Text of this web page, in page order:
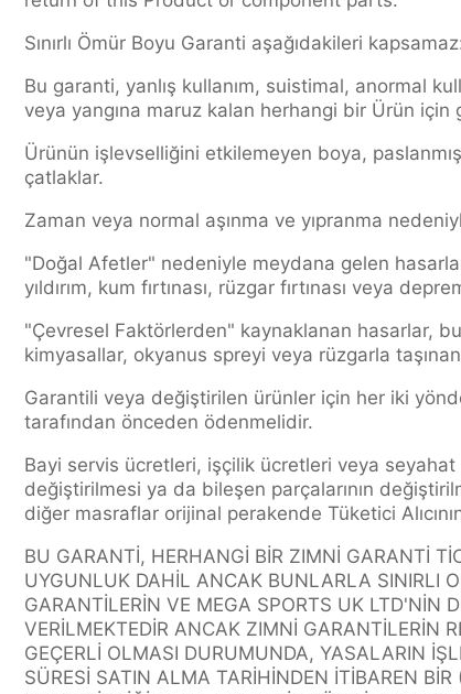
Sınırlı Ömür Boyu Garanti aşağıdakileri
Bu garanti, yanlış kullanım, suistimal, anormal
veya yangına maruz kalan herhangi bir Ürün için
Ürünün işlevselliğini etkilemeyen boya,
çatlaklar.
Zaman veya normal aşınma ve yıpranma
"Doğal Afetler" nedeniyle meydana gelen
yıldırım, kum fırtınası, rüzgar fırtınası veya
"Çevresel Faktörlerden" kaynaklanan hasarlar,
kimyasallar, okyanus spreyi veya rüzgarla
Garantili veya değiştirilen ürünler için her iki
tarafından önceden ödenmelidir.
Bayi servis ücretleri, işçilik ücretleri veya
değiştirilmesi ya da bileşen parçalarının
diğer masraflar orijinal perakende Tüketici
BU GARANTİ, HERHANGİ BİR ZIMNİ GARANTİ
UYGUNLUK DAHİL ANCAK BUNLARLA SINIRLI
GARANTİLERİN VE MEGA SPORTS UK LTD'NİN
VERİLMEKTEDİR ANCAK ZIMNİ GARANTİLERİN
GEÇERLİ OLMASI DURUMUNDA, YASALARIN
SÜRESİ SATIN ALMA TARİHİNDEN İTİBAREN